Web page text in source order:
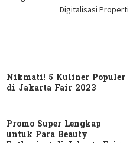
Digitalisasi Properti
Nikmati! 5 Kuliner Populer
di Jakarta Fair 2023
Promo Super Lengkap
untuk Para Beauty